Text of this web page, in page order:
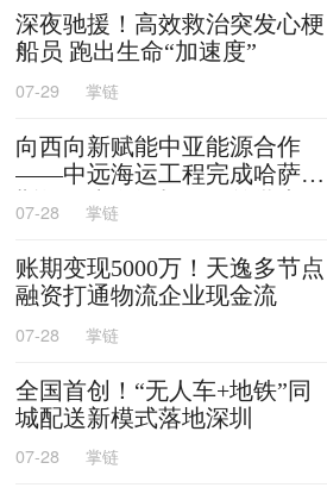
深夜驰援！高效救治突发心梗
船员 跑出生命“加速度”
07-29 掌链
向西向新赋能中亚能源合作
——中远海运工程完成哈萨克
斯坦阿克套燃机项目首批大件
设备跨境发运
07-28 掌链
账期变现5000万！天逸多节点
融资打通物流企业现金流
07-28 掌链
全国首创！“无人车+地铁”同
城配送新模式落地深圳
07-28 掌链